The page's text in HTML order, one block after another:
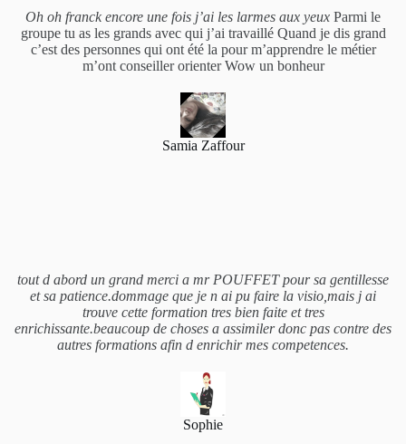
Oh oh franck encore une fois j’ai les larmes aux yeux Parmi le
groupe tu as les grands avec qui j’ai travaillé Quand je dis grand
c’est des personnes qui ont été la pour m’apprendre le métier
m’ont conseiller orienter Wow un bonheur
Samia Zaffour
tout d abord un grand merci a mr POUFFET pour sa gentillesse
et sa patience.dommage que je n ai pu faire la visio,mais j ai
trouve cette formation tres bien faite et tres
enrichissante.beaucoup de choses a assimiler donc pas contre des
autres formations afin d enrichir mes competences.
Sophie